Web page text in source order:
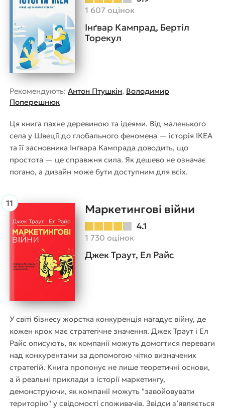
1 607 оцінок
Інґвар Кампрад, Бертіл
Торекул
Рекомендують: Антон Птушкін, Володимир
Поперешнюк
Ця книга пахне деревиною та ідеями. Від маленького
села у Швеції до глобального феномена — історія ІКЕА
та її засновника Інґвара Кампрада доводить, що
простота — це справжня сила. Як дешево не означає
погано, а дизайн може бути доступним для всіх.
Маркетингові війни
4.1
1 730 оцінок
Джек Траут, Ел Райс
У світі бізнесу жорстка конкуренція нагадує війну, де
кожен крок має стратегічне значення. Джек Траут і Ел
Райс описують, як компанії можуть домогтися переваги
над конкурентами за допомогою чітко визначених
стратегій. Книга пропонує не лише теоретичні основи,
а й реальні приклади з історії маркетингу,
демонструючи, як компанії можуть "завойовувати
територію" у свідомості споживачів. Звідси з’являється